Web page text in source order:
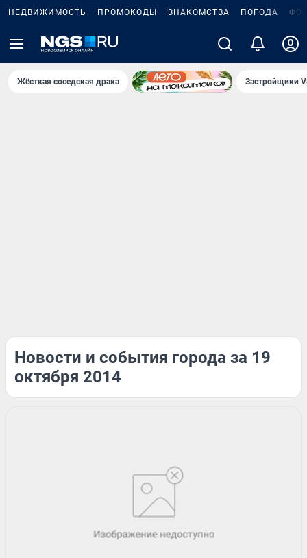
НЕДВИЖИМОСТЬ ПРОМОКОДЫ ЗНАКОМСТВА ПОГОДА
Жёсткая соседская драка Застройщики
Новости и события города за 19
октября 2014